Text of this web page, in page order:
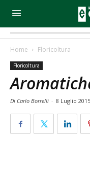
Home Floricoltura
Floricoltura
Di Carlo Borrelli - 8 Luglio 2015